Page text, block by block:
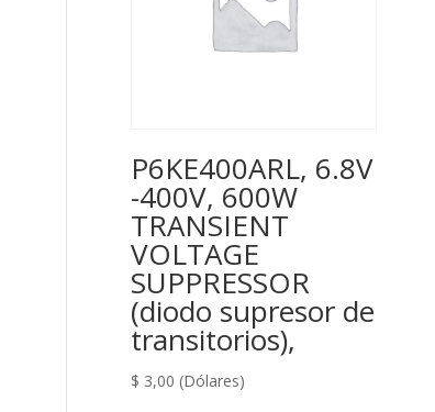
P6KE400ARL, 6.8V
-400V, 600W
TRANSIENT
VOLTAGE
SUPPRESSOR
(diodo supresor de
transitorios),
$ 3,00 (Dólares)